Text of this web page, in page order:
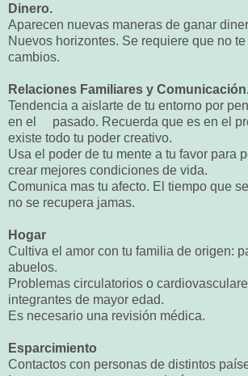
Dinero.
Aparecen nuevas maneras de ganar
Nuevos horizontes. Se requiere que no
cambios.
Relaciones Familiares y
Tendencia a aislarte de tu entorno por
en el pasado. Recuerda que es en el
existe todo tu poder
Usa el poder de tu mente a tu favor para
crear mejores condiciones de vida.
Comunica mas tu afecto. El tiempo que
no se recupera jamas.
Hogar
Cultiva el amor con tu familia de origen:
abuelos.
Problemas circulatorios o
integrantes de mayor edad.
Es necesario una revisión médica.
Esparcimiento
Contactos con personas de distintos